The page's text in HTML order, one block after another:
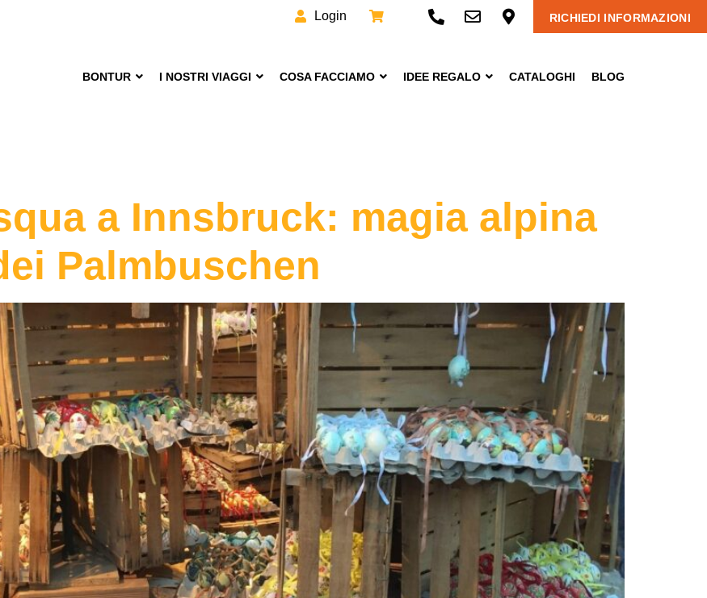
Login RICHIEDI INFORMAZIONI
BONTUR I NOSTRI VIAGGI COSA FACCIAMO IDEE REGALO CATALOGHI BLOG
a Innsbruck: magia alpina
Palmbuschen